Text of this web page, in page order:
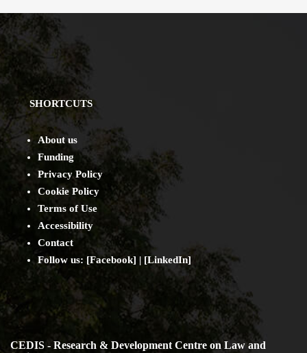
SHORTCUTS
About us
Funding
Privacy Policy
Cookie Policy
Terms of Use
Accessibility
Contact
Follow us: [Facebook] | [LinkedIn]
CEDIS - Research & Development Centre on Law and